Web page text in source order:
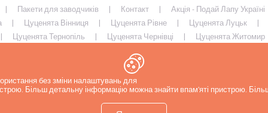
Пакети для заводчиків Контакт
Акція - Подай Лапу Україні
Цуценята Вінниця Цуценята Рівне
Цуценята Луцьк
Цуценята Тернопіль
Цуценята Чернівці
Цуценята Житомир
без зміни налаштувань для
Більш детальну інформацію можна знайти впам'яті пристрою.